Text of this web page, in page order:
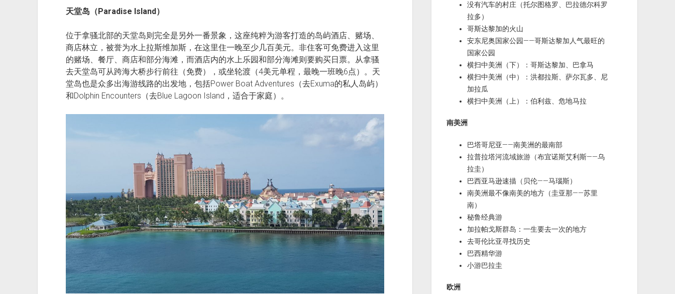
天堂岛（Paradise Island）
位于拿骚北部的天堂岛则完全是另外一番景象，这座纯粹为游客打造的岛屿酒店、赌场、
商店林立，被誉为水上拉斯维加斯，在这里住一晚至少几百美元。非住客可免费进入这里
的赌场、餐厅、商店和部分海滩，而酒店内的水上乐园和部分海滩则要购买日票。从拿骚
去天堂岛可从跨海大桥步行前往（免费），或坐轮渡（4美元单程，最晚一班晚6点）。天
堂岛也是众多出海游线路的出发地，包括Power Boat Adventures（去Exuma的私人岛屿）
和Dolphin Encounters（去Blue Lagoon Island，适合于家庭）。
没有汽车的村庄（托尔图格罗、巴拉德尔科罗
拉多）
哥斯达黎加的火山
安东尼奥国家公园——哥斯达黎加人气最旺的
国家公园
横扫中美洲（下）：哥斯达黎加、巴拿马
横扫中美洲（中）：洪都拉斯、萨尔瓦多、尼
加拉瓜
横扫中美洲（上）：伯利兹、危地马拉
南美洲
巴塔哥尼亚——南美洲的最南部
拉普拉塔河流域旅游（布宜诺斯艾利斯——乌
拉圭）
巴西亚马逊速描（贝伦——马瑙斯）
南美洲最不像南美的地方（圭亚那——苏里
南）
秘鲁经典游
加拉帕戈斯群岛：一生要去一次的地方
去哥伦比亚寻找历史
巴西精华游
小游巴拉圭
欧洲